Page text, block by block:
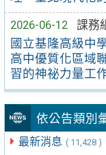
2026-06-12
課務
國立基隆高級中
高中優質化區域
習的神祕力量工
依公告類別
最新消息 ( 11,428 )